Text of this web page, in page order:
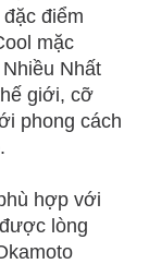
điểm
mặc
Nhất
giới, cỡ
phong cách
hợp với
lòng